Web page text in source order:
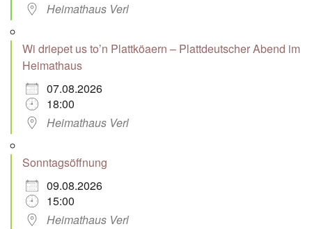
Heimathaus Verl
Wi driepet us to’n Plattköaern – Plattdeutscher Abend im
Heimathaus
07.08.2026
18:00
Heimathaus Verl
Sonntagsöffnung
09.08.2026
15:00
Heimathaus Verl